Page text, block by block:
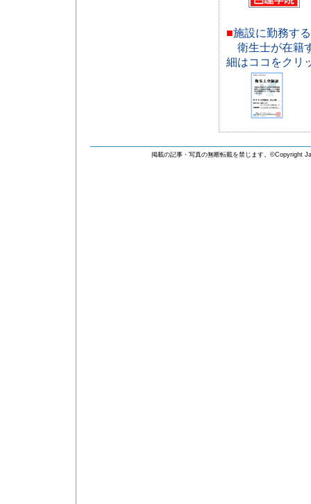
■施設に勤務す
衛生士が在籍
細はココをクリ
掲載の記事・写真の無断転載を禁じます。©Copyright